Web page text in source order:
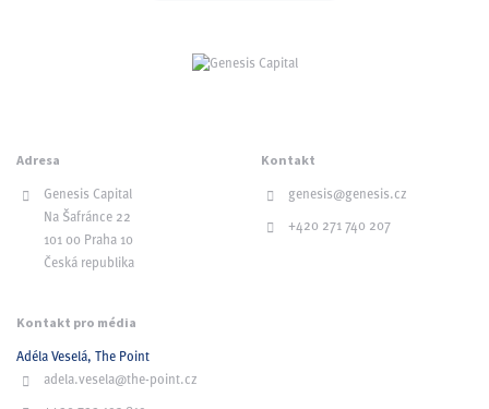
Adresa
Genesis Capital
Na Šafránce 22
101 00 Praha 10
Česká republika
Kontakt
genesis@genesis.cz
+420 271 740 207
Kontakt pro média
Adéla Veselá, The Point
adela.vesela@the-point.cz